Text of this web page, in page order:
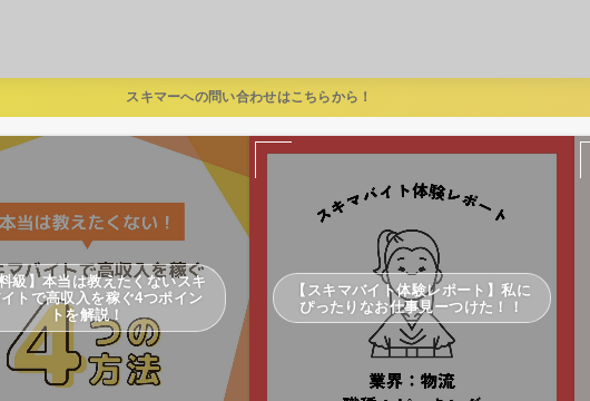
スキマーへの問い合わせはこちらから！
級】本当は教えたくないスキ
トで高収入を稼ぐ4つポイン
トを解説！
【スキマバイト体験レポート】私に
ぴったりなお仕事見ーつけた！！